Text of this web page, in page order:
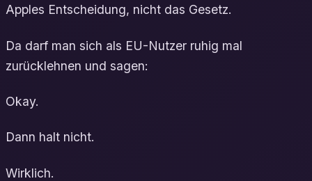
Apples Entscheidung, nicht das Gesetz.
Da darf man sich als EU-Nutzer ruhig mal
zurücklehnen und sagen:
Okay.
Dann halt nicht.
Wirklich.